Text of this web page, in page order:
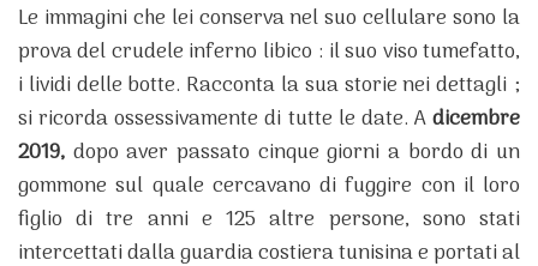
Le immagini che lei conserva nel suo cellulare sono la
prova del crudele inferno libico : il suo viso tumefatto,
i lividi delle botte. Racconta la sua storie nei dettagli ;
si ricorda ossessivamente di tutte le date. Adicembre
2019, dopo aver passato cinque giorni a bordo di un
gommone sul quale cercavano di fuggire con il loro
figlio di tre anni e 125 altre persone, sono stati
intercettati dalla guardia costiera tunisina e portati al